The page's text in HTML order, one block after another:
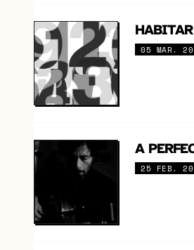
05 MAR.
A
25 FEB.